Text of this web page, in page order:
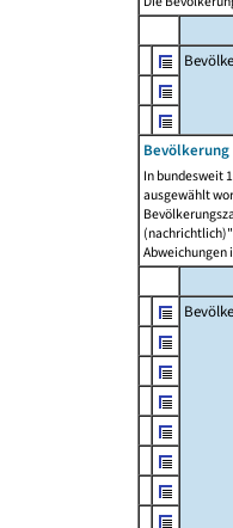
In bundesweit
ausgewählt
Abweichungen